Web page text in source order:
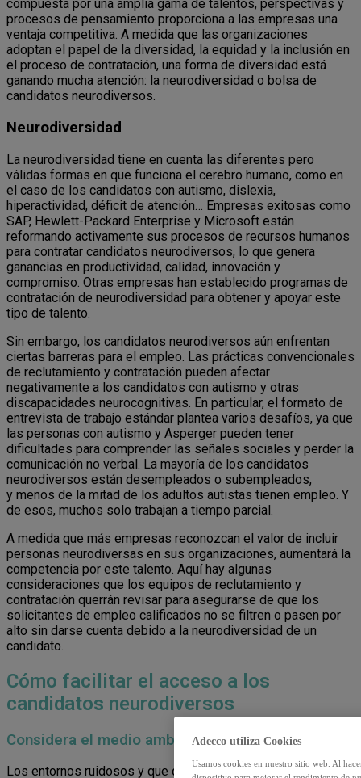
compuesta por una amplia gama de talentos, perspectivas y
procesos de pensamiento proporciona a las empresas una
ventaja competitiva. A medida que las organizaciones
adoptan el papel de la diversidad, la equidad y la inclusión en
el proceso de contratación, una forma de diversidad está
ganando mucha atención: la neurodiversidad o bolsa de
candidatos neurodiversos.
Neurodiversidad
La neurodiversidad tiene en cuenta las diferentes pero
válidas formas en que funciona el cerebro humano, como en
el caso de los candidatos con autismo, dislexia,
hiperactividad, déficit de atención… Empresas exitosas como
SAP, Hewlett-Packard Enterprise y Microsoft están
reformando activamente sus procesos de recursos humanos
para contratar candidatos neurodiversos, lo que genera
ganancias en productividad, calidad, innovación y
compromiso. Otras empresas han establecido programas de
contratación de neurodiversidad para obtener y apoyar este
tipo de talento.
Sin embargo, los candidatos neurodiversos aún enfrentan
ciertas barreras para el empleo. Las prácticas convencionales
de reclutamiento y contratación pueden afectar
negativamente a los candidatos con autismo y otras
discapacidades neurocognitivas. En particular, el formato de
entrevista de trabajo estándar plantea varios desafíos, ya que
las personas con autismo y Asperger pueden tener
dificultades para comprender las señales sociales y perder la
comunicación no verbal. La mayoría de los candidatos
neurodiversos están desempleados o subempleados,
y menos de la mitad de los adultos autistas tienen empleo. Y
de esos, muchos solo trabajan a tiempo parcial.
A medida que más empresas reconozcan el valor de incluir
personas neurodiversas en sus organizaciones, aumentará la
competencia por este talento. Aquí hay algunas
consideraciones que los equipos de reclutamiento y
contratación querrán revisar para asegurarse de que los
solicitantes de empleo calificados no se filtren o pasen por
alto sin darse cuenta debido a la neurodiversidad de un
candidato.
Cómo facilitar el acceso a los
candidatos neurodiversos
Considera el medio ambiente
Los entornos ruidosos y que distraen pueden ser incómodos
Adecco utiliza Cookies
Usamos cookies en nuestro sitio web. Al